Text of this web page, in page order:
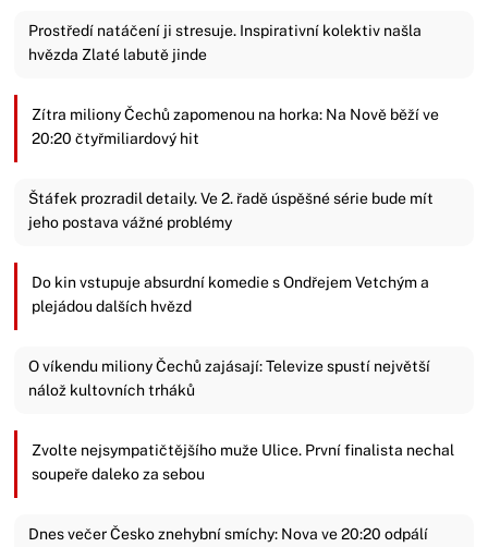
Prostředí natáčení ji stresuje. Inspirativní kolektiv našla
hvězda Zlaté labutě jinde
Zítra miliony Čechů zapomenou na horka: Na Nově běží ve
20:20 čtyřmiliardový hit
Štáfek prozradil detaily. Ve 2. řadě úspěšné série bude mít
jeho postava vážné problémy
Do kin vstupuje absurdní komedie s Ondřejem Vetchým a
plejádou dalších hvězd
O víkendu miliony Čechů zajásají: Televize spustí největší
nálož kultovních trháků
Zvolte nejsympatičtějšího muže Ulice. První finalista nechal
soupeře daleko za sebou
Dnes večer Česko znehybní smíchy: Nova ve 20:20 odpálí